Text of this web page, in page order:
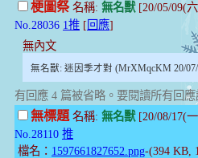
梗圖祭名稱: 無名獸[20/05/09(
No.28036 1推 [回應]
無內文
無名獸: 迷因季才對 (MrXMqcKM 20/07/
有回應 4 篇被省略。要閱讀所有回
無標題名稱: 無名獸[20/08/17(
No.28110 推
檔名： 1597661827652.png-(394 KB,